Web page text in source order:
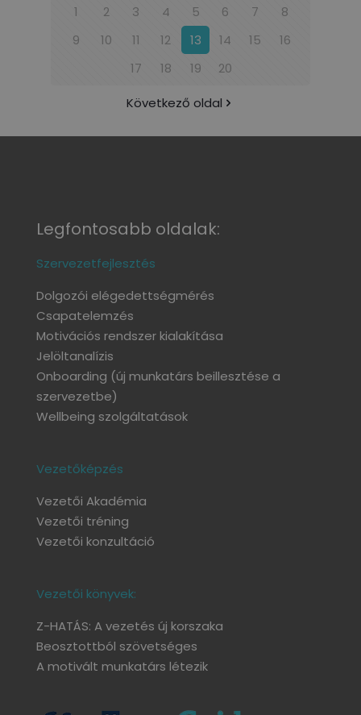
1 2 3 4 5 6 7
8
9
10 11 12 13 14 15
16
17
18 19 20
Következő oldal
Legfontosabb oldalak:
Szervezetfejlesztés
Dolgozói elégedettségmérés
Csapatelemzés
Motivációs rendszer kialakítása
Jelöltanalízis
Onboarding (új munkatárs beillesztése a
szervezetbe)
Wellbeing szolgáltatások
Vezetőképzés
Vezetői Akadémia
Vezetői tréning
Vezetői konzultáció
Vezetői könyvek:
Z-HATÁS: A vezetés új korszaka
Beosztottból szövetséges
A motivált munkatárs létezik